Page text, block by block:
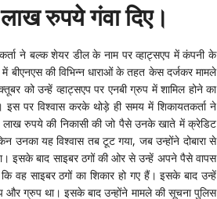
रुपये गंवा दिए।
ने बल्क शेयर डील के नाम पर व्हाट्सएप में कंपनी के
की विभिन्न धाराओं के तहत केस दर्जकर मामले
को उन्हें व्हाट्सएप पर एनबी ग्रुप में शामिल होने का
पर विश्वास करके थोड़े ही समय में शिकायतकर्ता ने
लाख रुपये की निकासी की जो पैसे उनके खाते में क्रेडिट
यह विश्वास तब टूट गया, जब उन्होंने दोबारा से
इसके बाद साइबर ठगों की ओर से उन्हें अपने पैसे वापस
साइबर ठगों का शिकार हो गए हैं। इसके बाद उन्हें
और ग्रुप था। इसके बाद उन्होंने मामले की सूचना पुलिस